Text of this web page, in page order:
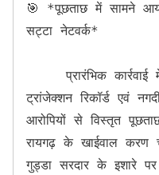
🎯 *पूछताछ में सामने
सट्टा नेटवर्क*
     प्रारंभिक कार्रवाई में मोबाइल फोन, डिजिटल
ट्रांजेक्शन रिकॉर्ड एवं
आरोपियों से विस्तृत
रायगढ़ के खाईवाल करण
गुड्डा सरदार के इशारे